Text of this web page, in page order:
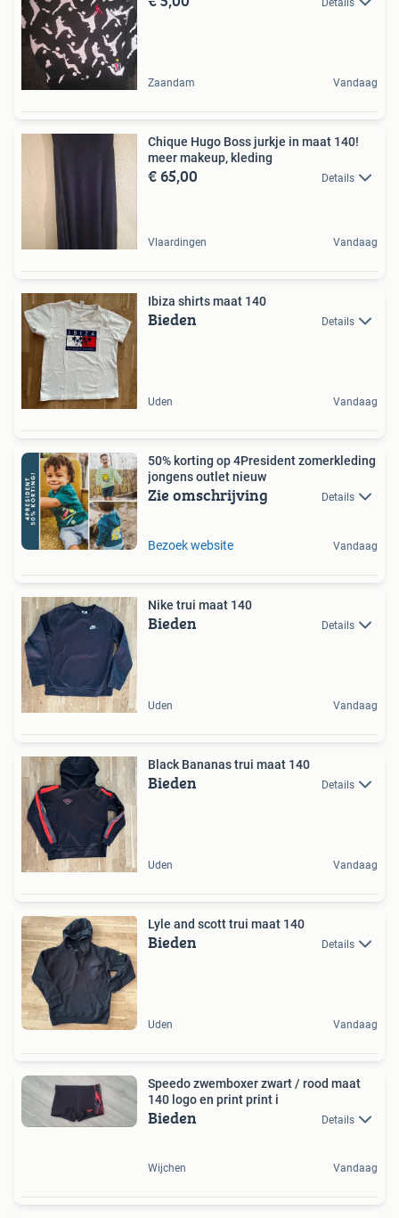
Zaandam Vandaag
Chique Hugo Boss jurkje in maat 140!
meer makeup, kleding
€ 65,00 Details
Vlaardingen Vandaag
Ibiza shirts maat 140
Bieden Details
Uden Vandaag
50% korting op 4President zomerkleding
jongens outlet nieuw
Zie omschrijving Details
Bezoek website Vandaag
Nike trui maat 140
Bieden Details
Uden Vandaag
Black Bananas trui maat 140
Bieden Details
Uden Vandaag
Lyle and scott trui maat 140
Bieden Details
Uden Vandaag
Speedo zwemboxer zwart / rood maat
140 logo en print print i
Bieden Details
Wijchen Vandaag